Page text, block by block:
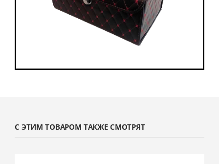
С ЭТИМ ТОВАРОМ ТАКЖЕ СМОТРЯТ